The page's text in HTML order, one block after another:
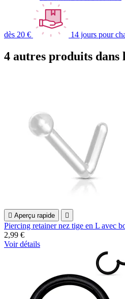
dès 20 € 14 jours pour
4 autres produits dans
 Aperçu rapide 
Piercing retainer nez tige en L avec
2,99 €
Voir détails